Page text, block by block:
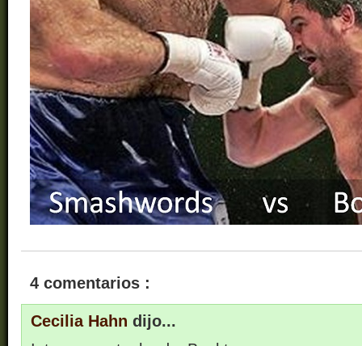
4 comentarios :
Cecilia Hahn dijo...